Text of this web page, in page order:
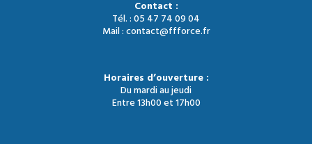
Contact :
Tél. : 05 47 74 09 04
Mail : contact@ffforce.fr
Horaires d’ouverture :
Du mardi au jeudi
Entre 13h00 et 17h00